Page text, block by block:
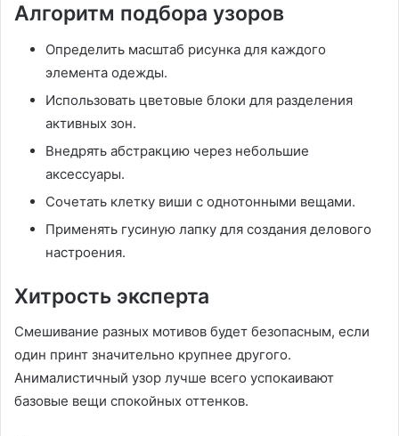
Алгоритм подбора узоров
Определить масштаб рисунка для каждого
элемента одежды.
Использовать цветовые блоки для разделения
активных зон.
Внедрять абстракцию через небольшие
аксессуары.
Сочетать клетку виши с однотонными вещами.
Применять гусиную лапку для создания делового
настроения.
Хитрость эксперта
Смешивание разных мотивов будет безопасным, если
один принт значительно крупнее другого.
Анималистичный узор лучше всего успокаивают
базовые вещи спокойных оттенков.